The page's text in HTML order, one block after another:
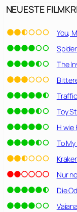
NEUESTE
You,
The
Toy
H wie
To
Nur
Die